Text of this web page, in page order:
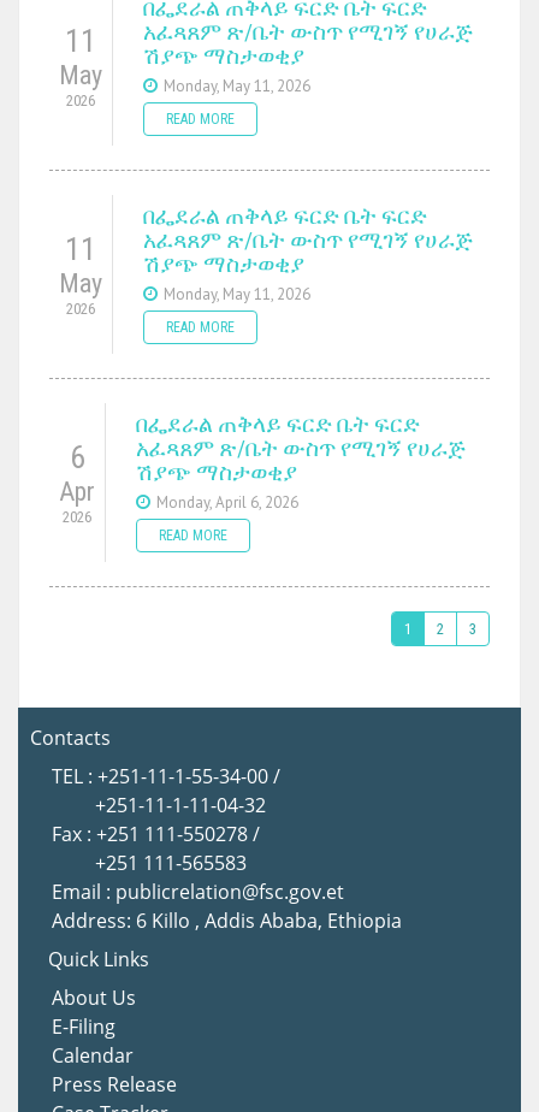
11
May
2026
በፌደራል ጠቅላይ ፍርድ ቤት ፍርድ
አፈጻጸም ጽ/ቤት ውስጥ የሚገኝ የሀራጅ
ሽያጭ ማስታወቂያ
Monday, May 11, 2026
READ MORE
11
May
2026
በፌደራል ጠቅላይ ፍርድ ቤት ፍርድ
አፈጻጸም ጽ/ቤት ውስጥ የሚገኝ የሀራጅ
ሽያጭ ማስታወቂያ
Monday, May 11, 2026
READ MORE
6
Apr
2026
በፌደራል ጠቅላይ ፍርድ ቤት ፍርድ
አፈጻጸም ጽ/ቤት ውስጥ የሚገኝ የሀራጅ
ሽያጭ ማስታወቂያ
Monday, April 6, 2026
READ MORE
1 2 3
Contacts
TEL : +251-11-1-55-34-00 /
+251-11-1-11-04-32
Fax : +251 111-550278 /
+251 111-565583
Email : publicrelation@fsc.gov.et
Address: 6 Killo , Addis Ababa, Ethiopia
Quick Links
About Us
E-Filing
Calendar
Press Release